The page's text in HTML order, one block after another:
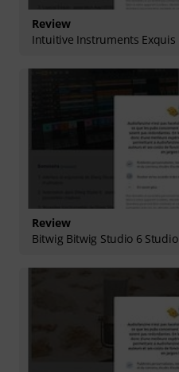
Review
Intuitive Instruments Exquis
Review
Bitwig Bitwig Studio 6 Studio